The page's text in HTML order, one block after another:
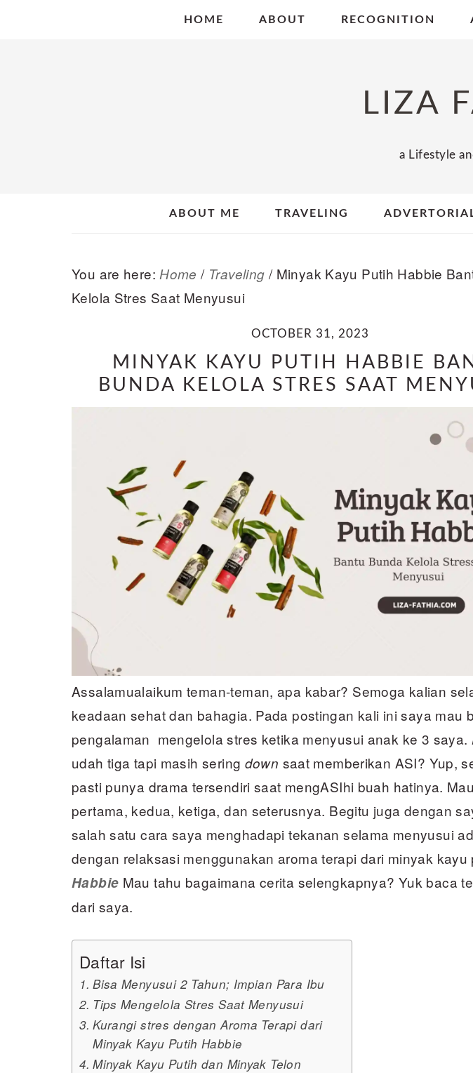
HOME ABOUT RECOGNITION
LIZA
a Lifestyle
ABOUT ME TRAVELING
You are here: Home / Traveling /Minyak Kayu Putih Habbie
Kelola Stres Saat Menyusui
OCTOBER 31, 2023
MINYAK KAYU PUTIH HABBIE
BUNDA KELOLA STRES SAAT
Assalamualaikum teman-teman, apa kabar? Semoga kalian
keadaan sehat dan bahagia. Pada postingan kali ini saya mau
pengalaman mengelola stres ketika menyusui anak ke 3 saya.
udah tiga tapi masih sering down saat memberikan ASI? Yup,
pasti punya drama tersendiri saat mengASIhi buah hatinya.
pertama, kedua, ketiga, dan seterusnya. Begitu juga dengan
salah satu cara saya menghadapi tekanan selama menyusui
dengan relaksasi menggunakan aroma terapi dari minyak kayu
Habbie Mau tahu bagaimana cerita selengkapnya? Yuk baca
dari saya.
Daftar Isi
Bisa Menyusui 2 Tahun; Impian Para Ibu
Tips Mengelola Stres Saat Menyusui
Kurangi stres dengan Aroma Terapi dari
Minyak Kayu Putih Habbie
Minyak Kayu Putih dan Minyak Telon